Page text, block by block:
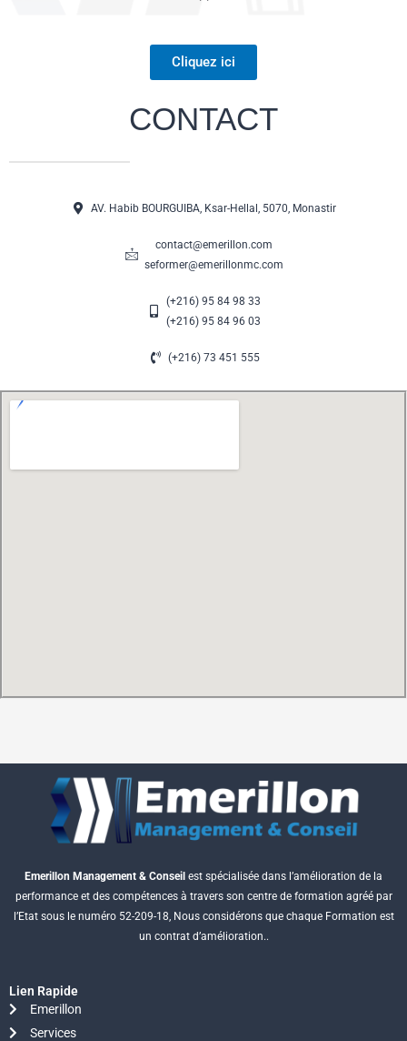
Cliquez ici
CONTACT
AV. Habib BOURGUIBA, Ksar-Hellal, 5070, Monastir
contact@emerillon.com
seformer@emerillonmc.com
(+216) 95 84 98 33
(+216) 95 84 96 03
(+216) 73 451 555
Emerillon Management & Conseil est spécialisée dans l’amélioration de la
performance et des compétences à travers son centre de formation agréé par
l’Etat sous le numéro 52-209-18, Nous considérons que chaque Formation est
un contrat d’amélioration..
Lien Rapide
Emerillon
Services